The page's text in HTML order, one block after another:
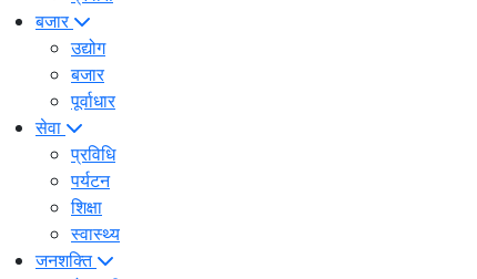
बजार
उद्योग
बजार
पूर्वाधार
सेवा
प्रविधि
पर्यटन
शिक्षा
स्वास्थ्य
जनशक्ति